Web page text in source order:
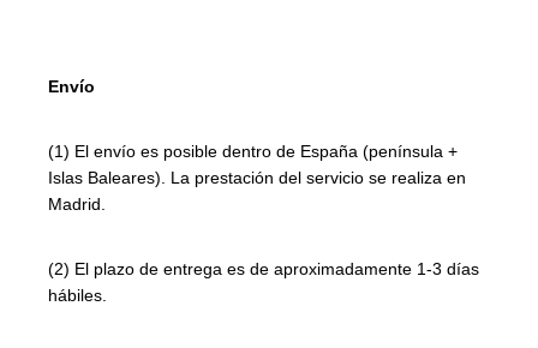
Envío
(1) El envío es posible dentro de España (península +
Islas Baleares). La prestación del servicio se realiza en
Madrid.
(2) El plazo de entrega es de aproximadamente 1-3 días
hábiles.